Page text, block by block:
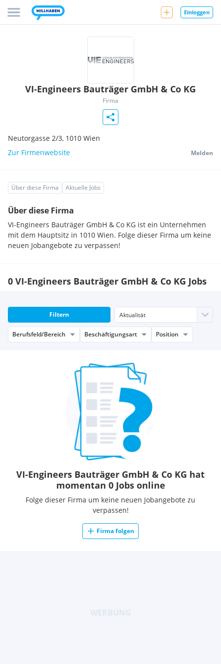
Einloggen
VI-Engineers Bauträger GmbH & Co KG
Firma
Neutorgasse 2/3, 1010 Wien
Zur Firmenwebsite
Melden
Über diese Firma Aktuelle Jobs
Über diese Firma
VI-Engineers Bauträger GmbH & Co KG ist ein Unternehmen
mit dem Hauptsitz in 1010 Wien. Folge dieser Firma um keine
neuen Jobangebote zu verpassen!
0 VI-Engineers Bauträger GmbH & Co KG Jobs
Filtern
Berufsfeld/Bereich Beschäftigungsart Position
VI-Engineers Bauträger GmbH & Co KG hat
momentan 0 Jobs online
Folge dieser Firma um keine neuen Jobangebote zu
verpassen!
Firma folgen